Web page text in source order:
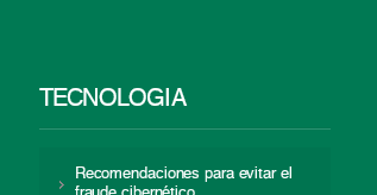
TECNOLOGÍA
Recomendaciones para evitar el